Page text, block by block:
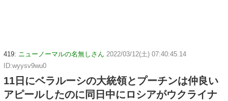
419: ニューノーマルの名無しさん 2022/03/12(土) 07:40:45.14
ID:wyysv9wu0
11日にベラルーシの大統領とプーチンは仲良い
アピールしたのに同日中にロシアがウクライナ